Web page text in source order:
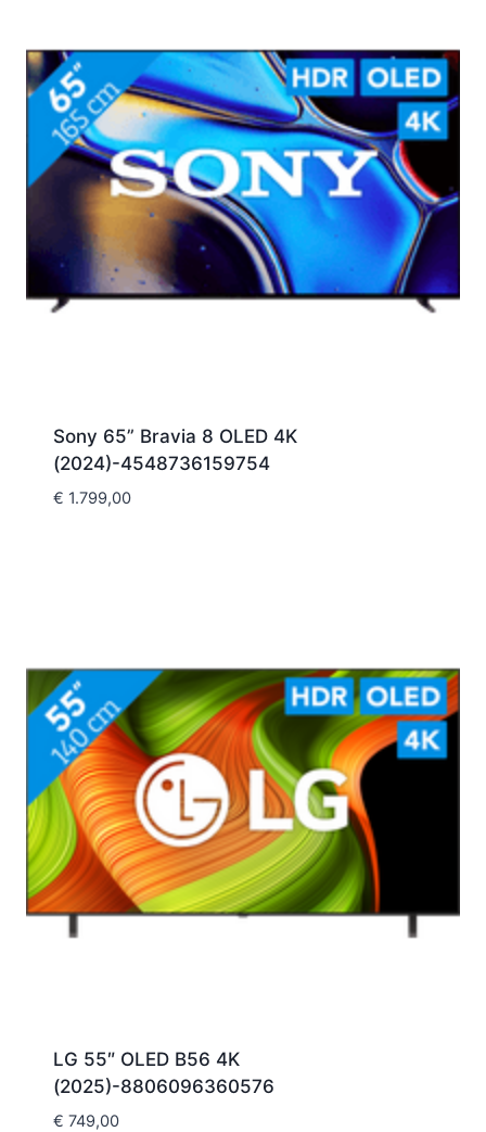
Sony 65” Bravia 8 OLED 4K
(2024)-4548736159754
€ 1.799,00
LG 55″ OLED B56 4K
(2025)-8806096360576
€ 749,00